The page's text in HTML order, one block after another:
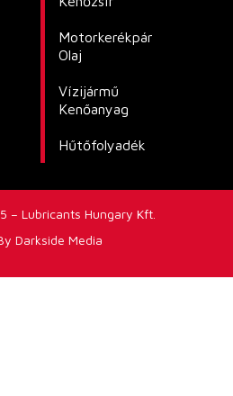
Motorkerékpár
Olaj
Vízijármű
Kenőanyag
Hűtőfolyadék
– Lubricants Hungary Kft.
Darkside Media